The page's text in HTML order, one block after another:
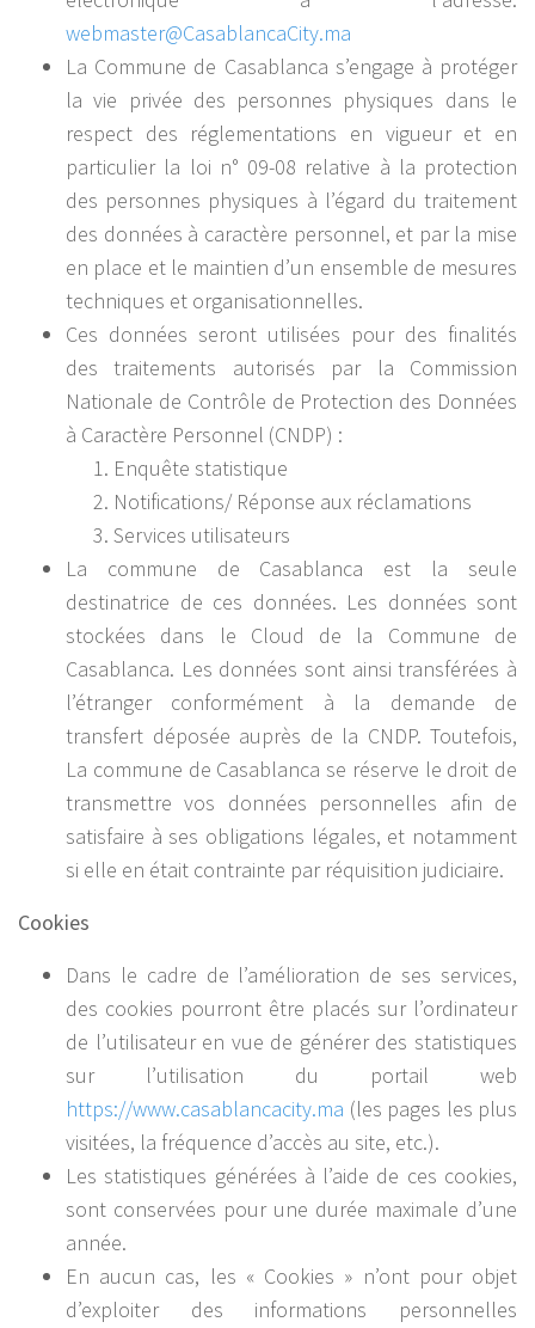
webmaster@CasablancaCity.ma
La Commune de Casablanca s’engage à protéger
la vie privée des personnes physiques dans le
respect des réglementations en vigueur et en
particulier la loi n° 09-08 relative à la protection
des personnes physiques à l’égard du traitement
des données à caractère personnel, et par la mise
en place et le maintien d’un ensemble de mesures
techniques et organisationnelles.
Ces données seront utilisées pour des finalités
des traitements autorisés par la Commission
Nationale de Contrôle de Protection des Données
à Caractère Personnel (CNDP) :
Enquête statistique
Notifications/ Réponse aux réclamations
Services utilisateurs
La commune de Casablanca est la seule
destinatrice de ces données. Les données sont
stockées dans le Cloud de la Commune de
Casablanca. Les données sont ainsi transférées à
l’étranger conformément à la demande de
transfert déposée auprès de la CNDP. Toutefois,
La commune de Casablanca se réserve le droit de
transmettre vos données personnelles afin de
satisfaire à ses obligations légales, et notamment
si elle en était contrainte par réquisition judiciaire.
Cookies
Dans le cadre de l’amélioration de ses services,
des cookies pourront être placés sur l’ordinateur
de l’utilisateur en vue de générer des statistiques
sur l’utilisation du portail web
https://www.casablancacity.ma (les pages les plus
visitées, la fréquence d’accès au site, etc.).
Les statistiques générées à l’aide de ces cookies,
sont conservées pour une durée maximale d’une
année.
En aucun cas, les « Cookies » n’ont pour objet
d’exploiter des informations personnelles